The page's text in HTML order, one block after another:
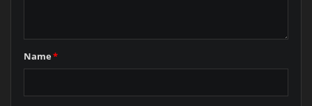
Name*